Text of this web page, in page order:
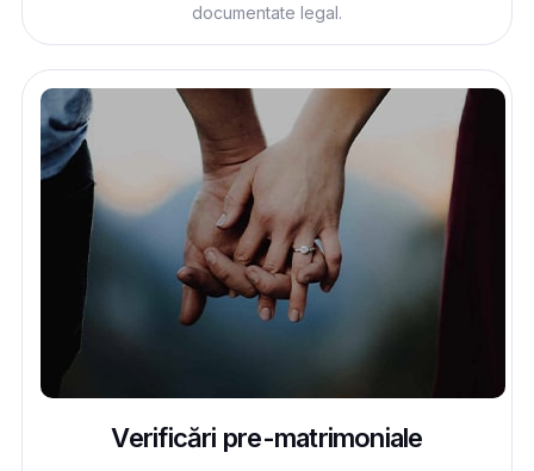
documentate legal.
Verificări pre-matrimoniale